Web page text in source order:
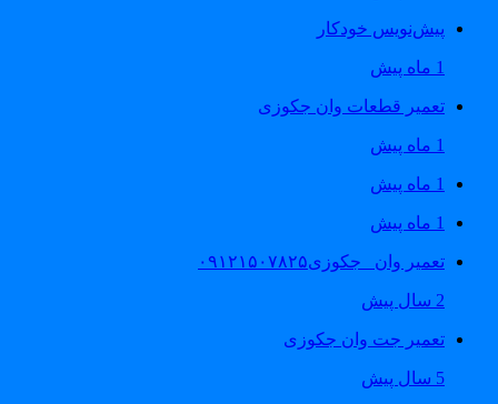
پیش‌نویس خودکار
تعمیر قطعات وان جکوزی
1 ماه پیش
1 ماه پیش
تعمیر وان _جکوزی۰۹۱۲۱۵۰۷۸۲۵
تعمیر جت وان جکوزی